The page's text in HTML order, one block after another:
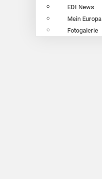
EDI News
Mein Europa
Fotogalerie